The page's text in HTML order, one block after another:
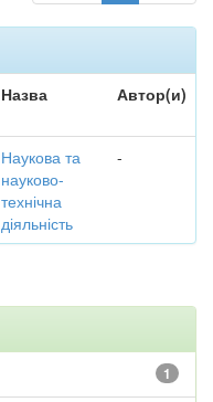
Назва Автор(и)
Наукова та
науково-
технічна
діяльність
-
1